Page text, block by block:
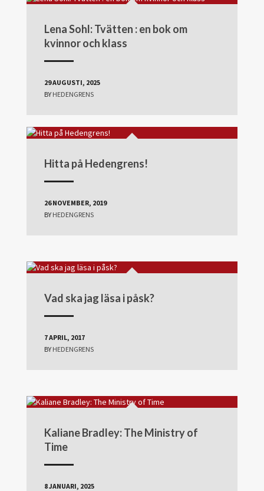
Lena Sohl: Tvätten : en bok om
kvinnor och klass
29 AUGUSTI, 2025
BY HEDENGRENS
Hitta på Hedengrens!
26 NOVEMBER, 2019
BY HEDENGRENS
Vad ska jag läsa i påsk?
7 APRIL, 2017
BY HEDENGRENS
Kaliane Bradley: The Ministry of
Time
8 JANUARI, 2025